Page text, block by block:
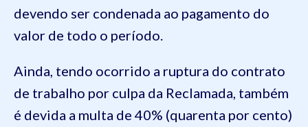
devendo ser condenada ao pagamento do
valor de todo o período.
Ainda, tendo ocorrido a ruptura do contrato
de trabalho por culpa da Reclamada, também
é devida a multa de 40% (quarenta por cento)